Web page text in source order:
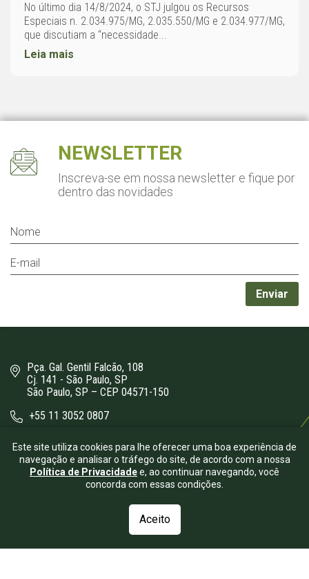
No último dia 14/8/2024, o STJ julgou os Recursos
Especiais n. 2.034.975/MG, 2.035.550/MG e 2.034.977/MG,
que discutiam a “necessidade...
Leia mais
NEWSLETTER
Inscreva-se em nossa newsletter e fique por
dentro das novidades
Pça. Gal. Gentil Falcão, 108
Cj. 141 - São Paulo, SP
São Paulo, SP – CEP 04571-150
+55 11 3052 0807
Bergamini Advogados- Todos os direitos reservados.
| Desenvolvido por
Este site utiliza cookies para lhe oferecer uma boa experiência de
navegação e analisar o tráfego do site, de acordo com a nossa
Política de Privacidadee, ao continuar navegando, você
concorda com essas condições.
Aceito